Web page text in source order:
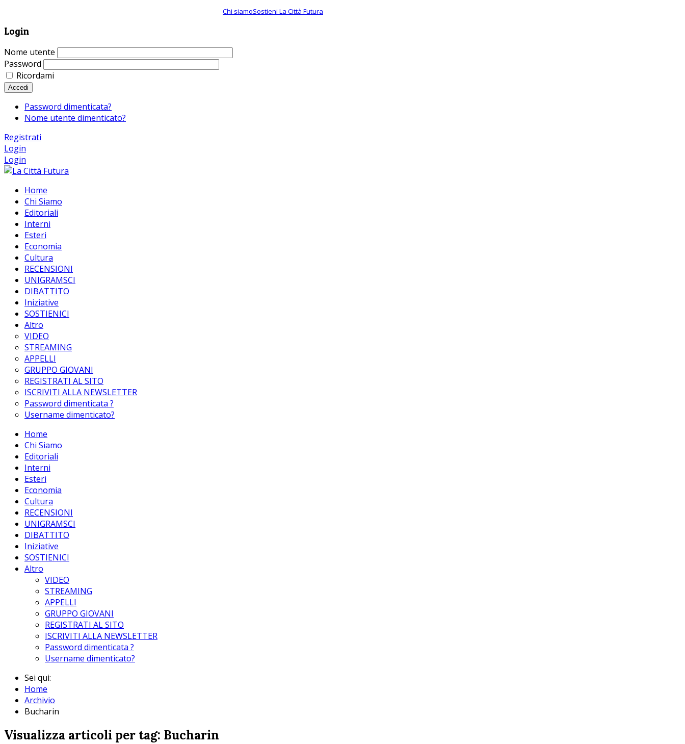
Chi siamoSostieni La Città Futura
Login
Nome utente
Password
Ricordami
Accedi
Password dimenticata?
Nome utente dimenticato?
Registrati
Login
Login
Home
Chi Siamo
Editoriali
Interni
Esteri
Economia
Cultura
RECENSIONI
UNIGRAMSCI
DIBATTITO
Iniziative
SOSTIENICI
Altro
VIDEO
STREAMING
APPELLI
GRUPPO GIOVANI
REGISTRATI AL SITO
ISCRIVITI ALLA NEWSLETTER
Password dimenticata ?
Username dimenticato?
Home
Chi Siamo
Editoriali
Interni
Esteri
Economia
Cultura
RECENSIONI
UNIGRAMSCI
DIBATTITO
Iniziative
SOSTIENICI
Altro
VIDEO
STREAMING
APPELLI
GRUPPO GIOVANI
REGISTRATI AL SITO
ISCRIVITI ALLA NEWSLETTER
Password dimenticata ?
Username dimenticato?
Sei qui:
Home
Archivio
Bucharin
Visualizza articoli per tag: Bucharin